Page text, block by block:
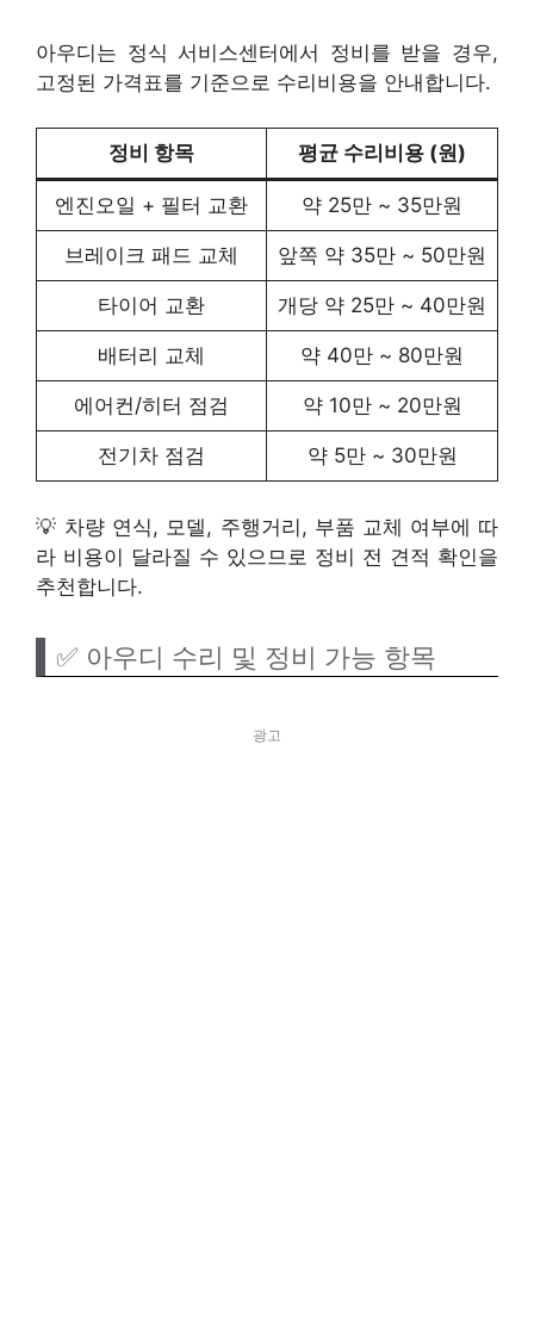
아우디는 정식 서비스센터에서 정비를 받을 경우,
고정된 가격표를 기준으로 수리비용을 안내합니다.
정비 항목 평균 수리비용 (원)
엔진오일 + 필터 교환 약 25만 ~ 35만원
브레이크 패드 교체 앞쪽 약 35만 ~ 50만원
타이어 교환 개당 약 25만 ~ 40만원
배터리 교체 약 40만 ~ 80만원
에어컨/히터 점검 약 10만 ~ 20만원
전기차 점검 약 5만 ~ 30만원
💡 차량 연식, 모델, 주행거리, 부품 교체 여부에 따
라 비용이 달라질 수 있으므로 정비 전 견적 확인을
추천합니다.
✅ 아우디 수리 및 정비 가능 항목
광고